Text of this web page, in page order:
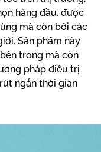
hàng đầu, được
mà còn bởi các
Sản phẩm này
trong mà còn
pháp điều trị
ngắn thời gian